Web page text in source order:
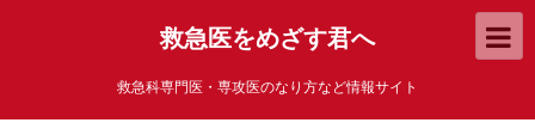
救急医をめざす君へ
救急科専門医・専攻医のなり方など情報サイト